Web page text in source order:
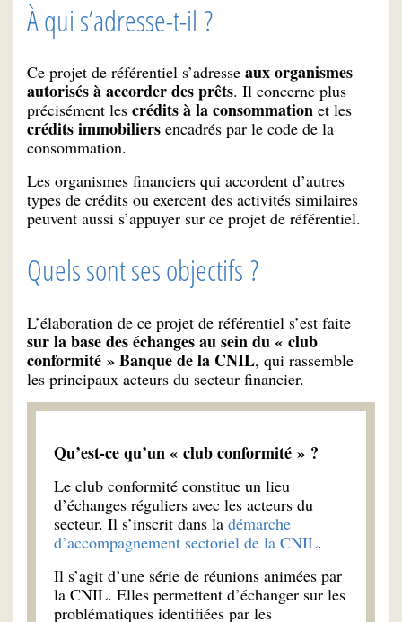
À qui s’adresse-t-il ?
Ce projet de référentiel s’adresse aux organismes
autorisés à accorder des prêts. Il concerne plus
précisément les crédits à la consommation et les
crédits immobiliers encadrés par le code de la
consommation.
Les organismes financiers qui accordent d’autres
types de crédits ou exercent des activités similaires
peuvent aussi s’appuyer sur ce projet de référentiel.
Quels sont ses objectifs ?
L’élaboration de ce projet de référentiel s’est faite
sur la base des échanges au sein du « club
conformité » Banque de la CNIL, qui rassemble
les principaux acteurs du secteur financier.
Qu’est-ce qu’un « club conformité » ?
Le club conformité constitue un lieu
d’échanges réguliers avec les acteurs du
secteur. Il s’inscrit dans la démarche
d’accompagnement sectoriel de la CNIL.
Il s’agit d’une série de réunions animées par
la CNIL. Elles permettent d’échanger sur les
problématiques identifiées par les